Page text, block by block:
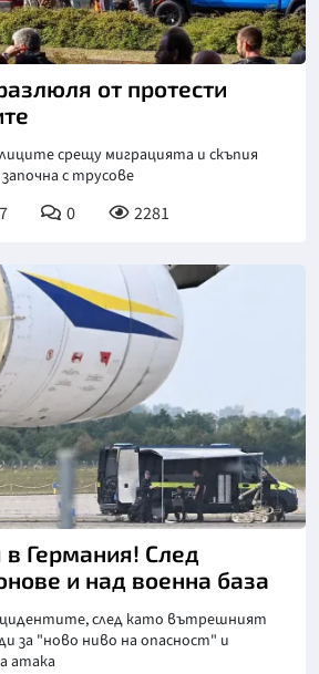
от протести
срещу миграцията и скъпия
с трусове
0 2281
в Германия! След
и над военна база
след като вътрешният
за "ново ниво на опасност" и
атака